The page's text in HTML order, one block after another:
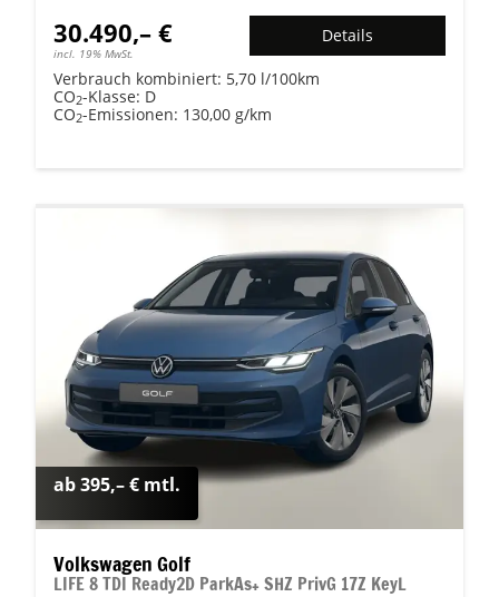
30.490,– €
incl. 19% MwSt.
Details
Verbrauch kombiniert: 5,70 l/100km
CO2-Klasse: D
CO2-Emissionen: 130,00 g/km
ab 395,– € mtl.
Volkswagen Golf
LIFE 8 TDI Ready2D ParkAs+ SHZ PrivG 17Z KeyL